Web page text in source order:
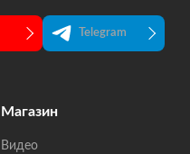
Telegram
Магазин
Видео